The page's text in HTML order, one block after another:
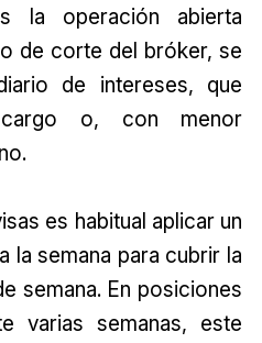
la operación abierta
de corte del bróker, se
de intereses, que
o, con menor
es habitual aplicar un
la semana para cubrir la
semana. En posiciones
varias semanas, este